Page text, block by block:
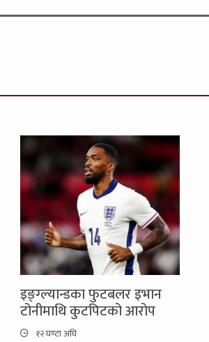
इङ्ग्ल्यान्डका फुटबलर इभान
टोनीमाथि कुटपिटको आरोप
१२ घण्टा अघि